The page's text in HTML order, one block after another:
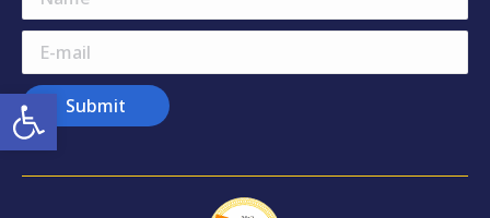
Open toolbar
E-mail
Submit